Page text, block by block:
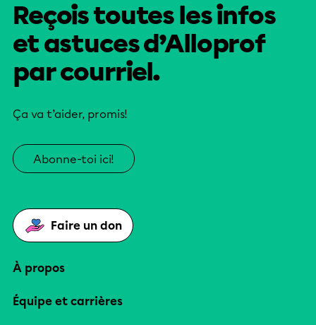
Reçois toutes les infos
et astuces d’Alloprof
par courriel.
Ça va t’aider, promis!
Abonne-toi ici!
Faire un don
À propos
Équipe et carrières